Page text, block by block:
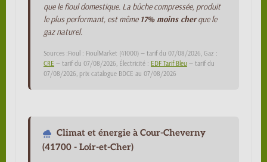
que le fioul domestique. La bûche compressée, produit
le plus performant, est même 17% moins cherque le
gaz naturel.
Sources :Fioul : FioulMarket (41000) — tarif du 07/08/2026, Gaz :
CRE — tarif du 07/08/2026, Électricité : EDF Tarif Bleu — tarif du
07/08/2026, prix catalogue BDCE au 07/08/2026
Climat et énergie à Cour-Cheverny
(41700 - Loir-et-Cher)